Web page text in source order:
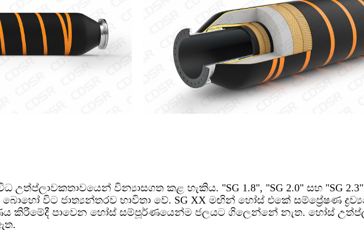
උත්ප්ලාවකතාවයෙන් වින්‍යාසගත කළ හැකිය. "SG 1.8", "SG 2.0" සහ "SG
විට ජාත්‍යන්තරව භාවිතා වේ. SG XX මඟින් හෝස් එකේ සම්ප්‍රේෂණ
කිරීමේදී පාවෙන හෝස් සම්පූර්ණයෙන්ම ජලයට ගිලෙන්නේ නැත. හෝස්